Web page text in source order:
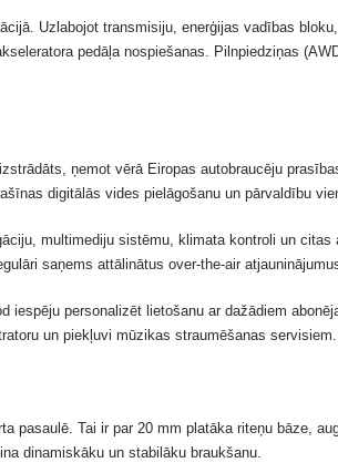
Uzlabojot transmisiju, enerģijas vadības
pedāļa nospiešanas. Pilnpiedziņas
ņemot vērā Eiropas autobraucēju
digitālās vides pielāgošanu un pārvaldību
multimediju sistēmu, klimata kontroli un
saņems attālinātus over-the-air
personalizēt lietošanu ar dažādiem
un piekļuvi mūzikas straumēšanas servisiem.
pasaulē. Tai ir par 20 mm platāka riteņu bāze,
dinamiskāku un stabilāku braukšanu.